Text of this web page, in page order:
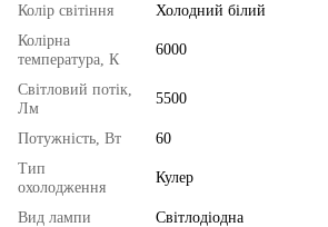
Колір світіння
Холодний білий
Колірна
температура, К
6000
Світловий потік,
Лм
5500
Потужність, Вт
60
Тип
охолодження
Кулер
Вид лампи
Світлодіодна